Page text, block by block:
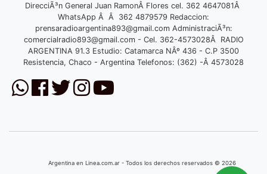
DirecciÃ³n General Juan RamonÂ Flores cel. 362 4647081Â
WhatsApp Â Â 362 4879579 Redaccion:
prensaradioargentina893@gmail.comAdministraciÃ³n:
comercialradio893@gmail.com- Cel. 362-4573028Â RADIO
ARGENTINA 91.3 Estudio: Catamarca NÂº 436 - C.P 3500
Resistencia, Chaco - Argentina Telefonos: (362) -Â 4573028
Argentina en Linea.com.ar - Todos los derechos reservados © 2026